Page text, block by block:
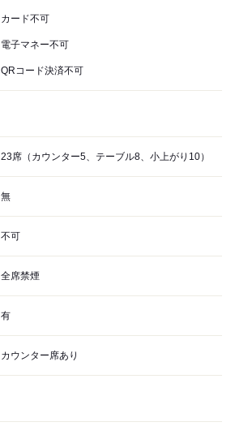
カード不可
電子マネー不可
QRコード決済不可
23席（カウンター5、テーブル8、小上がり10）
無
不可
全席禁煙
有
カウンター席あり